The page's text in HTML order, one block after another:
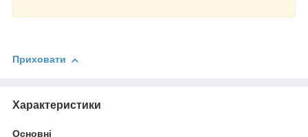
Приховати
Характеристики
Основні